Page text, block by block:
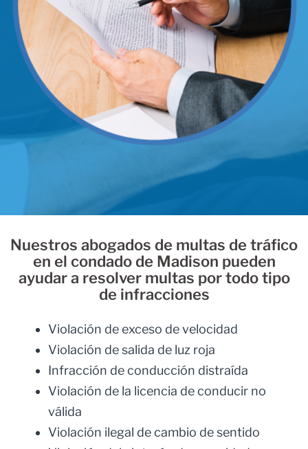
Nuestros abogados de multas de tráfico
en el condado de Madison pueden
ayudar a resolver multas por todo tipo
de infracciones
Violación de exceso de velocidad
Violación de salida de luz roja
Infracción de conducción distraída
Violación de la licencia de conducir no
válida
Violación ilegal de cambio de sentido